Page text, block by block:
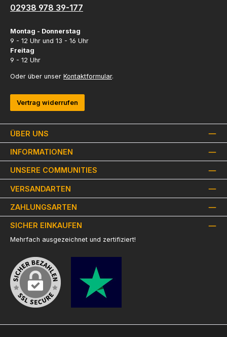
ÜBER UNS
INFORMATIONEN
02938 978 39-177
Montag - Donnerstag
9 - 12 Uhr und 13 - 16 Uhr
Freitag
9 - 12 Uhr
Oder über unser Kontaktformular.
Vertrag widerrufen
UNSERE COMMUNITIES
VERSANDARTEN
ZAHLUNGSARTEN
SICHER EINKAUFEN
Mehrfach ausgezeichnet und zertifiziert!